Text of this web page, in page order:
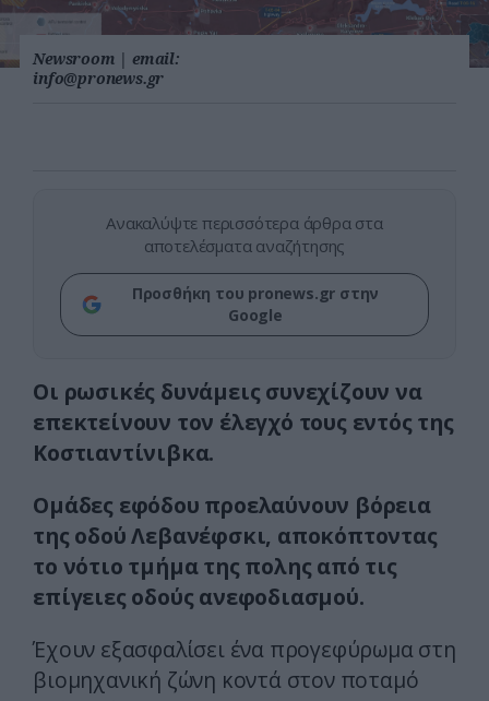
Newsroom | email:
info@pronews.gr
Ανακαλύψτε περισσότερα άρθρα στα
αποτελέσματα αναζήτησης
Προσθήκη του pronews.gr στην
Google
Οι ρωσικές δυνάμεις συνεχίζουν να
επεκτείνουν τον έλεγχό τους εντός της
Κοστιαντίνιβκα.
Ομάδες εφόδου προελαύνουν βόρεια
της οδού Λεβανέφσκι, αποκόπτοντας
το νότιο τμήμα της πολης από τις
επίγειες οδούς ανεφοδιασμού.
Έχουν εξασφαλίσει ένα προγεφύρωμα στη
βιομηχανική ζώνη κοντά στον ποταμό